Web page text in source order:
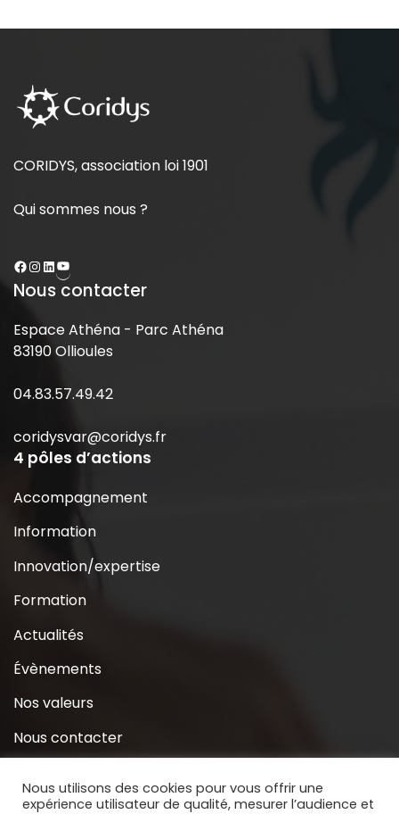
CORIDYS, association loi 1901
Qui sommes nous ?
Nous contacter
Espace Athéna - Parc Athéna
83190 Ollioules
04.83.57.49.42
coridysvar@coridys.fr
4 pôles d’actions
Accompagnement
Information
Innovation/expertise
Formation
Actualités
Évènements
Nos valeurs
Nous contacter
S’inscrire à la Newsletter
Nous utilisons des cookies pour vous offrir une
expérience utilisateur de qualité, mesurer l’audience et